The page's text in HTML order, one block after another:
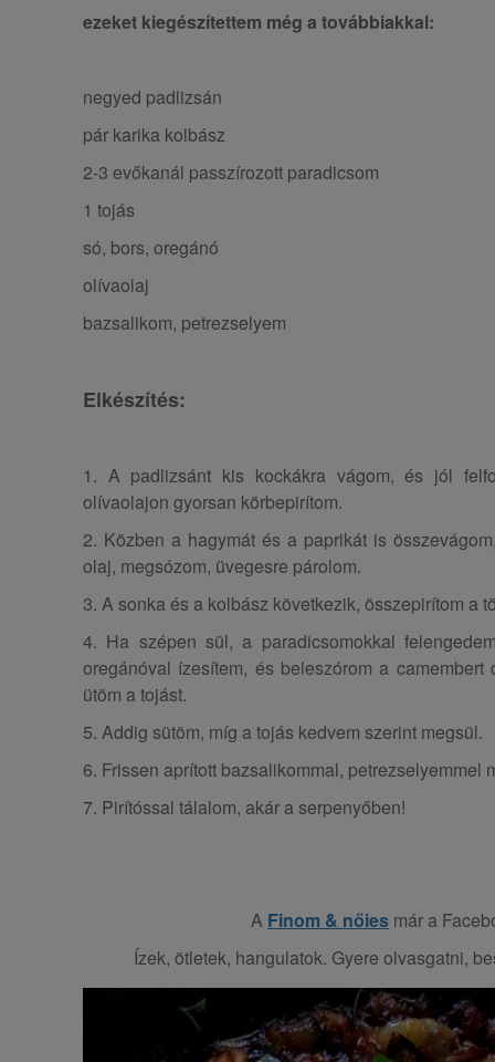
ezeket kiegészítettem még a továbbiakkal:
negyed padlizsán
pár karika kolbász
2-3 evőkanál passzírozott paradicsom
1 tojás
só, bors, oregánó
olívaolaj
bazsalikom, petrezselyem
Elkészítés:
1. A padlizsánt kis kockákra vágom, és jól
olívaolajon gyorsan körbepirítom.
2. Közben a hagymát és a paprikát is
olaj, megsózom, üvegesre párolom.
3. A sonka és a kolbász következik, összepirítom a
4. Ha szépen sül, a paradicsomokkal
oregánóval ízesítem, és beleszórom a
ütöm a tojást.
5. Addig sütöm, míg a tojás kedvem szerint megsül.
6. Frissen aprított bazsalikommal, petrezselyemmel
7. Pirítóssal tálalom, akár a serpenyőben!
A Finom & nőies már a
Ízek, ötletek, hangulatok. Gyere olvasgatni,